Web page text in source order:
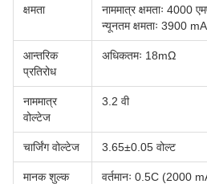
क्षमता
नाममात्र क्षमताः 4000
न्यूनतम क्षमताः 3900
आन्तरिक
प्रतिरोध
अधिकतमः 18mΩ
नाममात्र
वोल्टेज
3.2 वी
चार्जिंग वोल्टेज 3.65±0.05 वोल्ट
मानक शुल्क
वर्तमानः 0.5C (2000